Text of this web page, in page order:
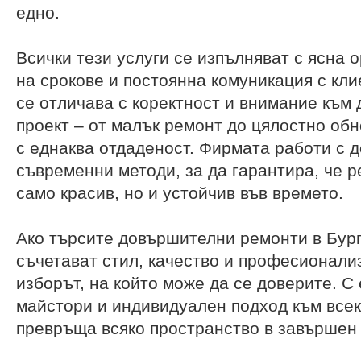
едно.
Всички тези услуги се изпълняват с ясна
на срокове и постоянна комуникация с
се отличава с коректност и внимание към
проект – от малък ремонт до цялостно
с еднаква отдаденост. Фирмата работи с
съвременни методи, за да гарантира, че
само красив, но и устойчив във времето.
Ако търсите довършителни ремонти в
съчетават стил, качество и
изборът, на който може да се доверите. С
майстори и индивидуален подход към
превръща всяко пространство в